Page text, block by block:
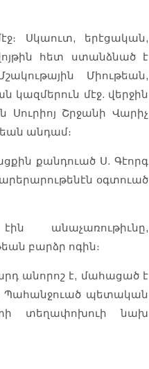
Սկաուտ, երէցական,
հետ ստանձնած է
Միութեան,
մէջ. վերջին
Սուրիոյ Շրջանի Վարիչ
անդամ։
քանդուած Ս. Գէորգ
օգտուած
անաչառութիւնը,
բարձր ոգին։
անորոշ է, մահացած է
Պահանջուած պետական
տեղափոխուի նախ